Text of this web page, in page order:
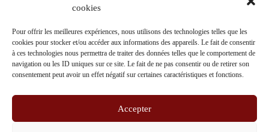
cookies
Pour offrir les meilleures expériences, nous utilisons des technologies telles que les
cookies pour stocker et/ou accéder aux informations des appareils. Le fait de consentir
à ces technologies nous permettra de traiter des données telles que le comportement de
navigation ou les ID uniques sur ce site. Le fait de ne pas consentir ou de retirer son
consentement peut avoir un effet négatif sur certaines caractéristiques et fonctions.
Accepter
"Bien que n'exerçant plus la psychothérapie relationnelle,
sympathisante. En effet, je m'appuie sur leur code de
déontologie pour définir l'éthique que je souhaite respecter
dans le cadre de l'exercice de mon activité."